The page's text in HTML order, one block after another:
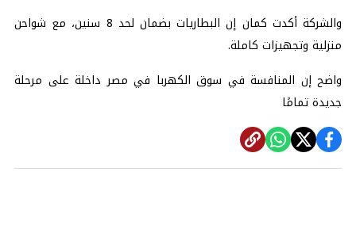
والشركة أكدت كمان إن البطاريات بضمان لحد 8 سنين، مع شواحن
منزلية وتجهيزات كاملة.
واضح إن المنافسة في سوق الكهربا في مصر داخلة على مرحلة
جديدة تمامًا